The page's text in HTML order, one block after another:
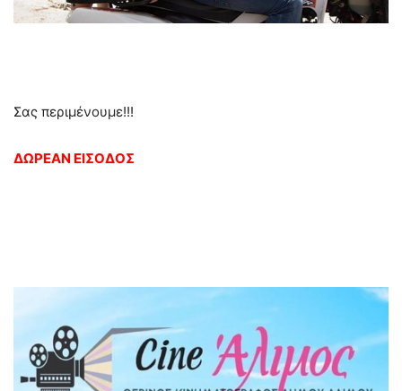
Σας περιμένουμε!!!
ΔΩΡΕΑΝ ΕΙΣΟΔΟΣ